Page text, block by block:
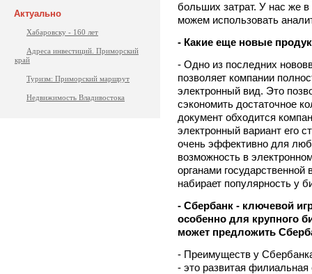
Актуально
Хабаровску - 160 лет
Адреса инвестиций. Приморский
край
Туризм: Приморский маршрут
Недвижимость Владивостока
больших затрат. У нас же
можем использовать
- Какие еще новые
- Одно из последних
позволяет компании
электронный вид. Это
сэкономить достаточное
документ обходится
электронный вариант его
очень эффективно для
возможность в
органами
набирает популярность у
- Сбербанк - ключевой
особенно для крупного
может предложить
- Преимуществ у
- это развитая